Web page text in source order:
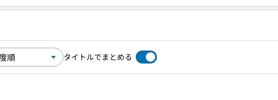
タイトルでまとめる